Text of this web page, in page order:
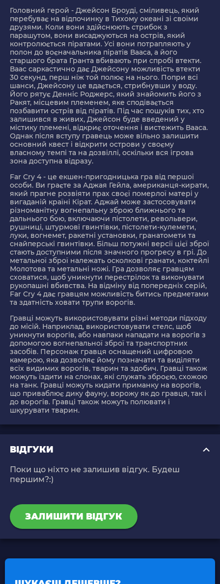
Головний герой - Джейсон Броуді, сміливець, який
перебуває на відпочинку в Тихому океані зі своїми
друзями. Коли вони здійснюють стрибок з
парашутом, вони висаджуються на острів, який
контролюється піратами. Усі вони потрапляють у
полон до воєначальника піратів Вааса, а його
старшого брата Гранта вбивають при спробі втекти.
Ваас саркастично дає Джейсону можливість втекти
30 секунд, перш ніж той полює на нього. Попри всі
шанси, Джейсону це вдається, стрибнувши у воду.
Його рятує Денніс Роджерс, який знайомить його з
Ракят, місцевим племенем, яке сподівається
позбавити острів від піратів. Під час пошуків тих, хто
залишився в живих, Джейсон буде введений у
містику племені, відкриє оточення і вистежить Вааса.
Однак після вступу гравець може вільно залишити
основний квест і відкрити острови у своєму
власному темпі та на дозвіллі, оскільки вся ігрова
зона доступна відразу.
Far Cry 4- це екшен-пригодницька гра від першої
особи. Ви граєте за Аджая Гейла, американця-кирати,
який прагне розвіяти прах своєї померлої матері у
вигаданій країні Кірат. Аджай може застосовувати
різноманітну вогнепальну зброю ближнього та
дальнього бою, включаючи пістолети, револьвери,
рушниці, штурмові гвинтівки, пістолети-кулемети,
луки, вогнемет, ракетні установки, гранатомети та
снайперські гвинтівки. Більш потужні версії цієї зброї
стають доступними після значного прогресу в грі. До
метальної зброї належать осколкові гранати, коктейлі
Молотова та метальні ножі. Гра дозволяє гравцям
сховатися, щоб уникнути перестрілок та виконувати
рукопашні вбивства. На відміну від попередніх серій,
Far Cry 4 дає гравцям можливість битись предметами
та здатність ховати трупи ворогів.
Гравці можуть використовувати різні методи підходу
до місій. Наприклад, використовувати стелс, щоб
уникнути ворогів, або навпаки нападати на ворогів з
допомогою вогнепальної зброї та транспортних
засобів. Персонаж гравця оснащений цифровою
камерою, яка дозволяє йому позначати та виділяти
всіх видимих ​​ворогів, тварин та здобич. Гравці також
можуть їздити на слонах, які служать зброєю, схожою
на танк. Гравці можуть кидати приманку на ворогів,
що приваблює дику фауну, ворожу як до гравця, так і
до ворогів. Гравці також можуть полювати і
шкурувати тварин.
ВІДГУКИ
Поки що ніхто не залишив відгук. Будеш
першим?:)
ЗАЛИШИТИ ВІДГУК